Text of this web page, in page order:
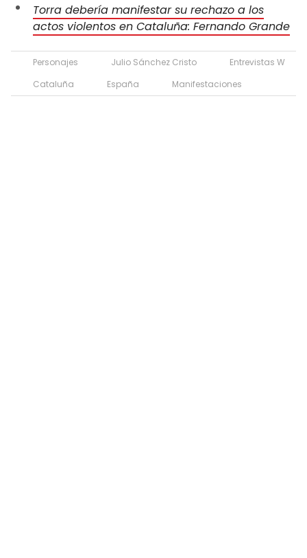
Torra debería manifestar su rechazo a los
actos violentos en Cataluña: Fernando Grande
Personajes Julio Sánchez Cristo
Entrevistas W
Cataluña
España Manifestaciones